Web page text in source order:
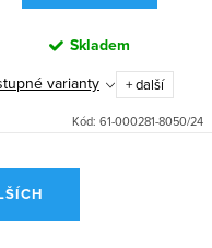
Skladem
varianty
+ další
Kód: 61-000281-8050/24